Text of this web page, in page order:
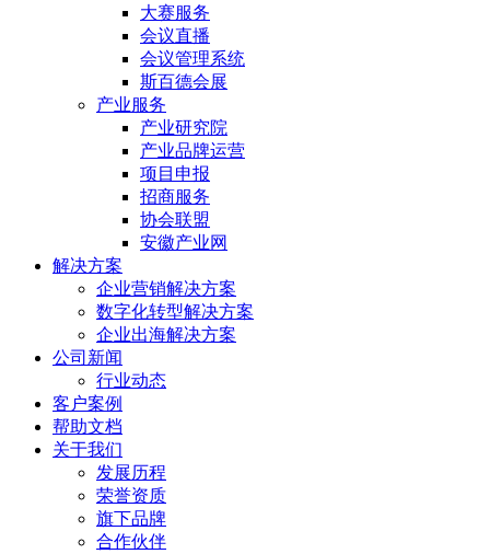
大赛服务
会议直播
会议管理系统
斯百德会展
产业服务
产业研究院
产业品牌运营
项目申报
招商服务
协会联盟
安徽产业网
解决方案
企业营销解决方案
数字化转型解决方案
企业出海解决方案
公司新闻
行业动态
客户案例
帮助文档
关于我们
发展历程
荣誉资质
旗下品牌
合作伙伴